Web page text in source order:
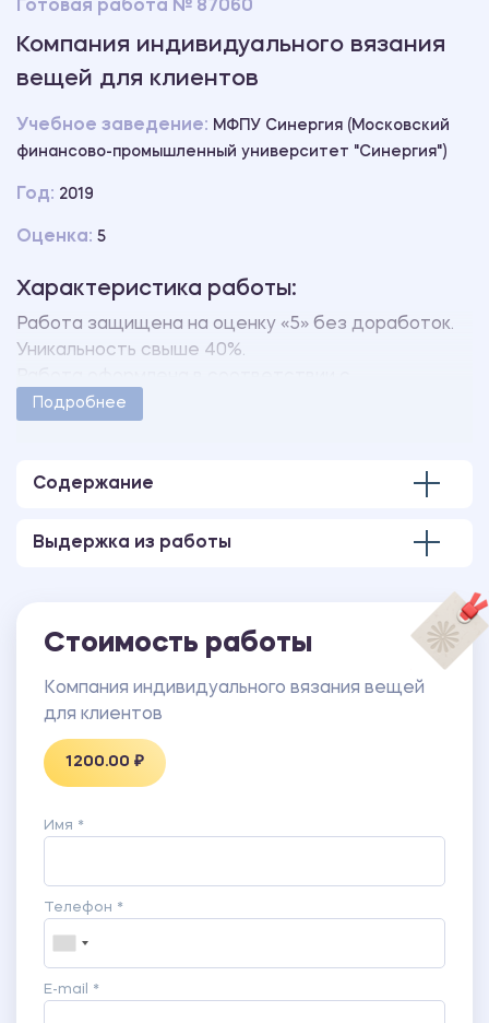
Готовая работа № 87060
Компания индивидуального вязания
вещей для клиентов
Учебное заведение: МФПУ Синергия (Московский
финансово-промышленный университет "Синергия")
Год: 2019
Оценка: 5
Характеристика работы:
Работа защищена на оценку «5» без доработок.
Уникальность свыше 40%.
методическими указаниями учебного заведения.
Подробнее
Содержание
Выдержка из работы
Стоимость работы
Компания индивидуального вязания вещей
для клиентов
1200.00 ₽
Имя *
Телефон *
E-mail *